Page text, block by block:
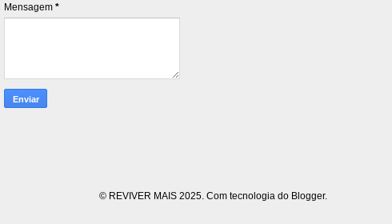
Mensagem *
© REVIVER MAIS 2025. Com tecnologia do Blogger.